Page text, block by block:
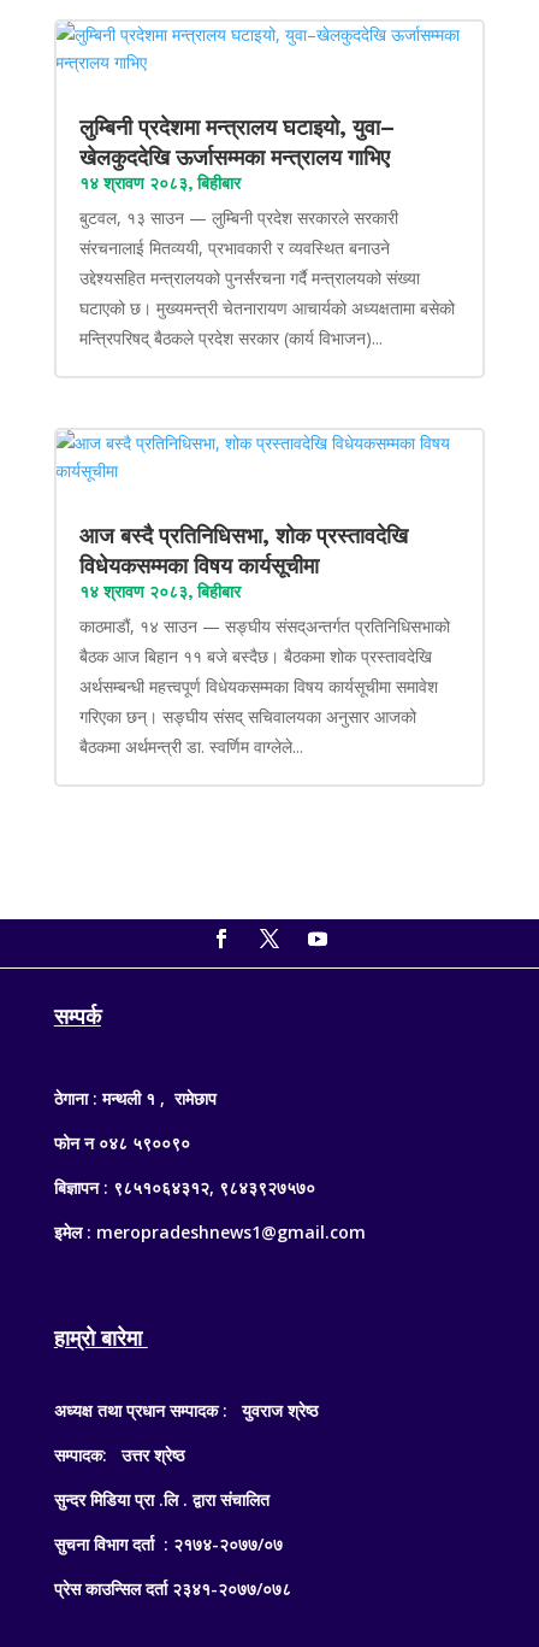
लुम्बिनी प्रदेशमा मन्त्रालय घटाइयो, युवा–
खेलकुददेखि ऊर्जासम्मका मन्त्रालय गाभिए
१४ श्रावण २०८३, बिहीबार
बुटवल, १३ साउन — लुम्बिनी प्रदेश सरकारले सरकारी
संरचनालाई मितव्ययी, प्रभावकारी र व्यवस्थित बनाउने
उद्देश्यसहित मन्त्रालयको पुनर्संरचना गर्दै मन्त्रालयको संख्या
घटाएको छ। मुख्यमन्त्री चेतनारायण आचार्यको अध्यक्षतामा बसेको
मन्त्रिपरिषद् बैठकले प्रदेश सरकार (कार्य विभाजन)...
आज बस्दै प्रतिनिधिसभा, शोक प्रस्तावदेखि
विधेयकसम्मका विषय कार्यसूचीमा
१४ श्रावण २०८३, बिहीबार
काठमाडौं, १४ साउन — सङ्घीय संसद्अन्तर्गत प्रतिनिधिसभाको
बैठक आज बिहान ११ बजे बस्दैछ। बैठकमा शोक प्रस्तावदेखि
अर्थसम्बन्धी महत्त्वपूर्ण विधेयकसम्मका विषय कार्यसूचीमा समावेश
गरिएका छन्। सङ्घीय संसद् सचिवालयका अनुसार आजको
बैठकमा अर्थमन्त्री डा. स्वर्णिम वाग्लेले...
सम्पर्क
ठेगाना : मन्थली १ , रामेछाप
फोन न ०४८ ५९००९०
बिज्ञापन : ९८५१०६४३१२, ९८४३९२७५७०
इमेल : meropradeshnews1@gmail.com
हाम्रो बारेमा
अध्यक्ष तथा प्रधान सम्पादक : युवराज श्रेष्ठ
सम्पादक: उत्तर श्रेष्ठ
सुन्दर मिडिया प्रा .लि . द्वारा संचालित
सुचना विभाग दर्ता : २१७४-२०७७/०७
प्रेस काउन्सिल दर्ता २३४१-२०७७/०७८